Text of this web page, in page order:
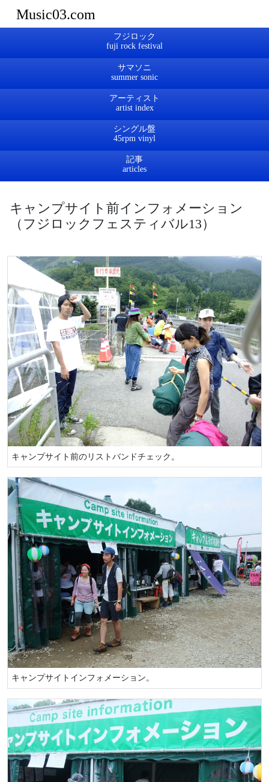
Music03.com
フジロック
サマソニ
アーティスト
シングル盤
記事
キャンプサイト前インフォメーション
（フジロックフェスティバル13）
キャンプサイト前のリストバンドチェック。
キャンプサイトインフォメーション。